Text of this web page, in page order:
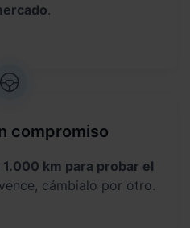
.
compromiso
1.000 km para probar el
cámbialo por otro.